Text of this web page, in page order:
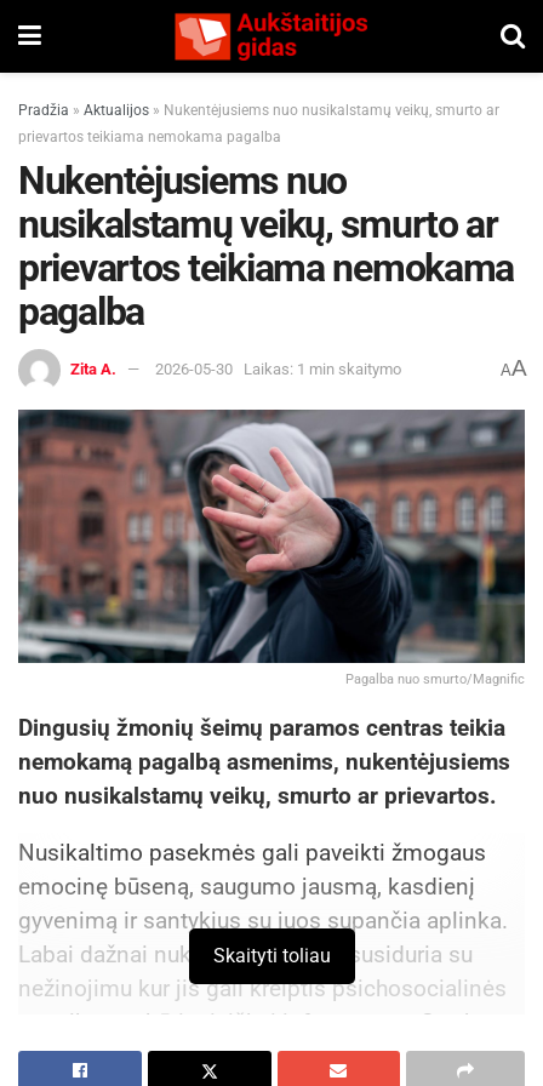
Pradžia » Aktualijos » Nukentėjusiems nuo nusikalstamų veikų, smurto ar
prievartos teikiama nemokama pagalba
Nukentėjusiems nuo
nusikalstamų veikų, smurto ar
prievartos teikiama nemokama
pagalba
Zita A. 2026-05-30 Laikas: 1 min skaitymo AA
Pagalba nuo smurto/Magnific
Dingusių žmonių šeimų paramos centras teikia
nemokamą pagalbą asmenims, nukentėjusiems
nuo nusikalstamų veikų, smurto ar prievartos.
Nusikaltimo pasekmės gali paveikti žmogaus
emocinę būseną, saugumo jausmą, kasdienį
gyvenimą ir santykius su juos supančia aplinka.
Labai dažnai nukentėjęs asmuo susiduria su
nežinojimu kur jis gali kreiptis psichosocialinės
pagalbos ar būti teisiškai informuotas. Svarbu
žinoti, kad pagalba yra prieinama ir ją galima
Skaityti toliau